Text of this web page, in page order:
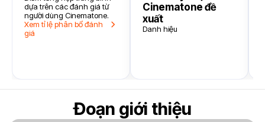
dựa trên các đánh giá từ
người dùng Cinematone.
Xem tỉ lệ phân bổ đánh
giá
Cinematone đề
xuất
Danh hiệu
Đoạn giới thiệu